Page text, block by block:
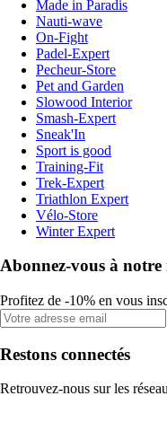
Made in Paradis
Nauti-wave
On-Fight
Padel-Expert
Pecheur-Store
Pet and Garden
Slowood Interior
Smash-Expert
Sneak'In
Sport is good
Training-Fit
Trek-Expert
Triathlon Expert
Vélo-Store
Winter Expert
Abonnez-vous à notre
Profitez de -10% en vous
Restons connectés
Retrouvez-nous sur les